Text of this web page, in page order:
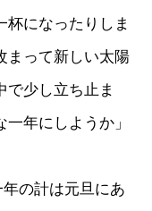
になったりしま
まって新しい太陽
で少し立ち止ま
年にしようか」
年の計は元旦にあ